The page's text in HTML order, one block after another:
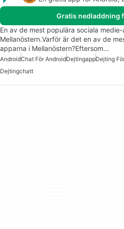
Gratis nedladdning
En av de mest populära sociala
Mellanöstern.Varför är det en av de
apparna i Mellanöstern?Eftersom…
AndroidChat För AndroidDejtingappDejting
Dejtingchatt